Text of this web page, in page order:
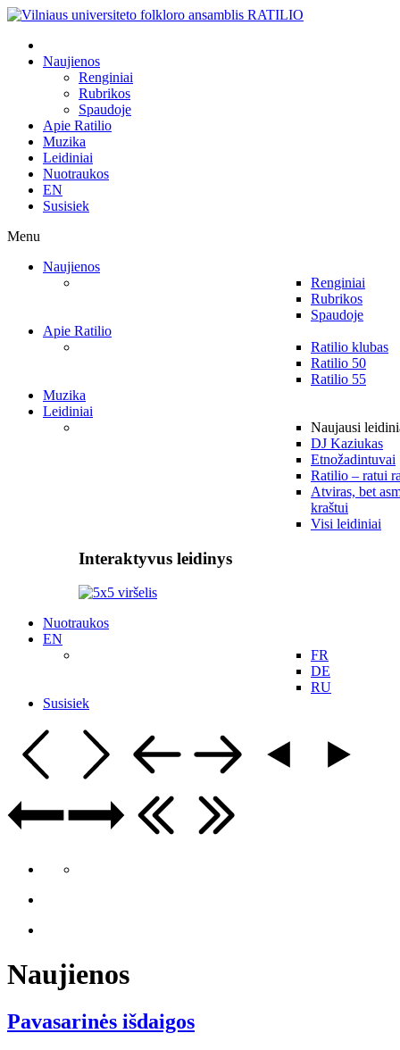
Naujienos
Renginiai
Rubrikos
Spaudoje
Apie Ratilio
Muzika
Leidiniai
Nuotraukos
EN
Susisiek
Menu
Naujienos
Renginiai
Rubrikos
Spaudoje
Apie Ratilio
Ratilio klubas
Ratilio 50
Ratilio 55
Muzika
Leidiniai
Naujausi
DJ Kaziukas
Etnožadintuvai
Ratilio – ratui
Atviras, bet
kraštui
Visi leidiniai
Interaktyvus leidinys
Nuotraukos
EN
FR
DE
RU
Susisiek
Naujienos
Pavasarinės išdaigos